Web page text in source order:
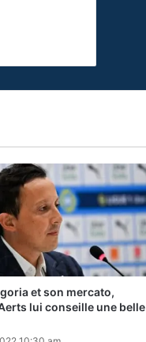
et son mercato,
lui conseille une belle